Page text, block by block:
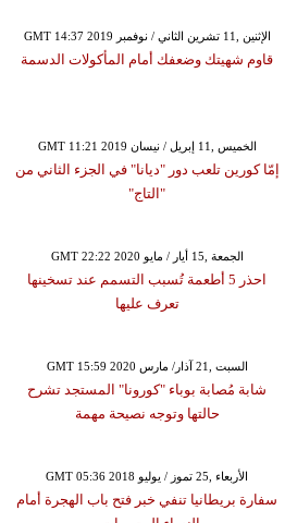
GMT 14:37 2019 الإثنين ,11 تشرين الثاني / نوفمبر
قاوم شهيتك وضعفك أمام المأكولات الدسمة
GMT 11:21 2019 الخميس ,11 إبريل / نيسان
إمّا كورين تلعب دور "ديانا" في الجزء الثاني من
"التاج"
GMT 22:22 2020 الجمعة ,15 أيار / مايو
احذر 5 أطعمة تُسبب التسمم عند تسخينها
تعرف عليها
GMT 15:59 2020 السبت ,21 آذار/ مارس
شابة مُصابة بوباء "كورونا" المستجد تشرح
حالتها وتوجه نصيحة مهمة
GMT 05:36 2018 الأربعاء ,25 تموز / يوليو
سفارة بريطانيا تنفي خبر فتح باب الهجرة أمام